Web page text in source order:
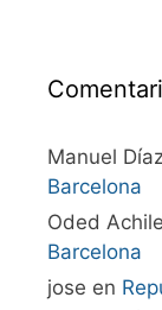
Manuel
Barcelona
Oded
Barcelona
jose en